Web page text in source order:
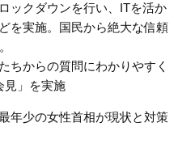
ックダウンを行い、 ITを活か
を実施。国民から絶大な信頼
ちからの質問にわかりやすく
見」を実施
年少の女性首相が現状と対策